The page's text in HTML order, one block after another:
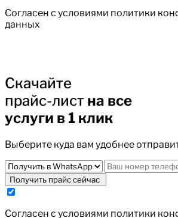
Cогласен с условиями политики
данных
Скачайте
прайс-лист на все
услуги в 1 клик
Выберите куда вам удобнее
Получить прайс сейчас
Cогласен с условиями политики